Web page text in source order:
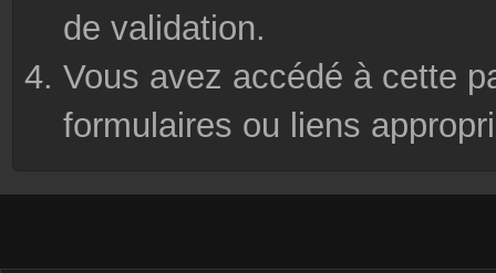
de validation.
Vous avez accédé à cette
formulaires ou liens